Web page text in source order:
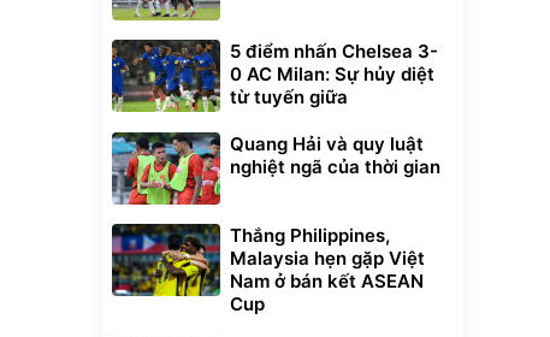
5 điểm nhấn Chelsea 3-
0 AC Milan: Sự hủy diệt
từ tuyến giữa
Quang Hải và quy luật
nghiệt ngã của thời gian
Thắng Philippines,
Malaysia hẹn gặp Việt
Nam ở bán kết ASEAN
Cup